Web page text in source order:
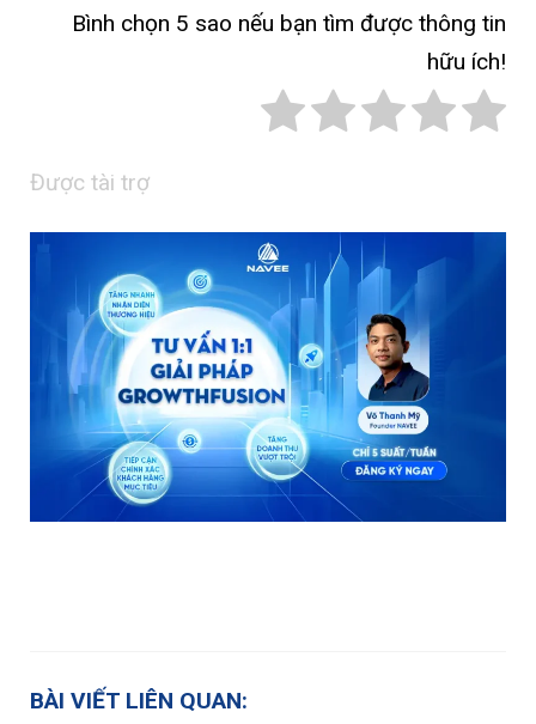
Bình chọn 5 sao nếu bạn tìm được thông tin
hữu ích!
Được tài trợ
BÀI VIẾT LIÊN QUAN: